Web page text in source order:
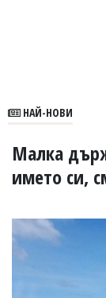
В
УКРАЙНА
РАЗСЛЕДВАНЕ
БИЗНЕС
НАЙ-НОВИ
Малка
името си,